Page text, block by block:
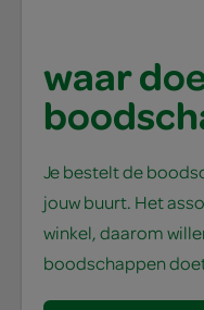
waar
Je bestelt de
jouw buurt. Het
winkel, daarom
boodschappen